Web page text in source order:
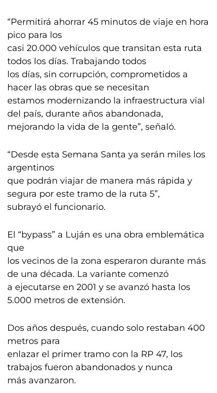
“Permitirá ahorrar 45 minutos de viaje en hora
pico para los
casi 20.000 vehículos que transitan esta ruta
todos los días. Trabajando todos
los días, sin corrupción, comprometidos a
hacer las obras que se necesitan
estamos modernizando la infraestructura vial
del país, durante años abandonada,
mejorando la vida de la gente”, señaló.
“Desde esta Semana Santa ya serán miles los
argentinos
que podrán viajar de manera más rápida y
segura por este tramo de la ruta 5”,
subrayó el funcionario.
El “bypass” a Luján es una obra emblemática
que
los vecinos de la zona esperaron durante más
de una década. La variante comenzó
a ejecutarse en 2001 y se avanzó hasta los
5.000 metros de extensión.
Dos años después, cuando solo restaban 400
metros para
enlazar el primer tramo con la RP 47, los
trabajos fueron abandonados y nunca
más avanzaron.